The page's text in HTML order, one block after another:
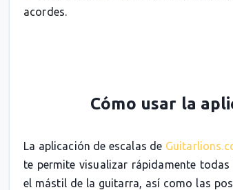
acordes.
Cómo usar la
La aplicación de escalas de
te permite visualizar rápidamente
el mástil de la guitarra, así como las